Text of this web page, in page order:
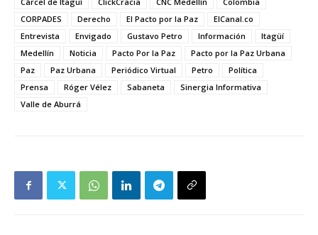
CORPADES
Derecho El Pacto por la Paz
ElCanal.co
Entrevista
Envigado Gustavo Petro Información
Itagüí
Medellín
Noticia Pacto Por la Paz
Pacto por la Paz Urbana
Paz
Paz Urbana Periódico Virtual Petro
Política
Prensa
Róger Vélez Sabaneta
Sinergia Informativa
Valle de Aburrá